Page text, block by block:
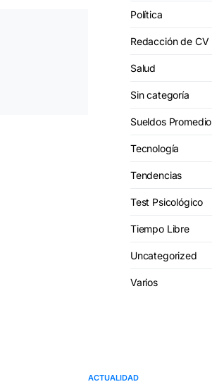
Política
Redacción de CV
Salud
Sin categoría
Sueldos Promedio
Tecnología
Tendencias
Test Psicológico
Tiempo Libre
Uncategorized
Varios
ACTUALIDAD